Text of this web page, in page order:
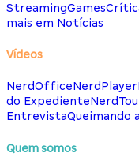
StreamingGames
mais em Notícias
Vídeos
NerdOfficeNerdPlayer
do Expediente
EntrevistaQueimando
Quem somos